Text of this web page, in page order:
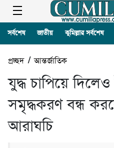
সর্বশেষ জাতীয় কুমিল্লার সর্বশেষ
প্রচ্ছদ/আন্তর্জাতিক
যুদ্ধ চাপিয়ে
সমৃদ্ধকরণ বন্ধ
আরাঘচি